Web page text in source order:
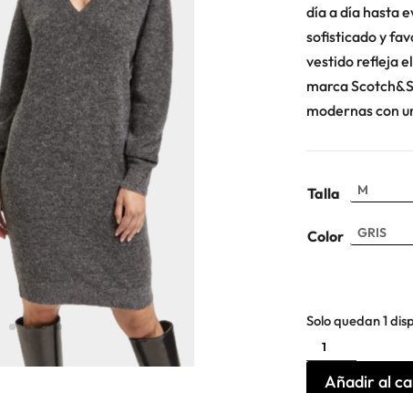
día a día hasta
sofisticado y
vestido refleja
marca
modernas con
Talla
Color
Solo quedan 1
Vestido
punto
Scotch&Soda
cantidad
Añadir al